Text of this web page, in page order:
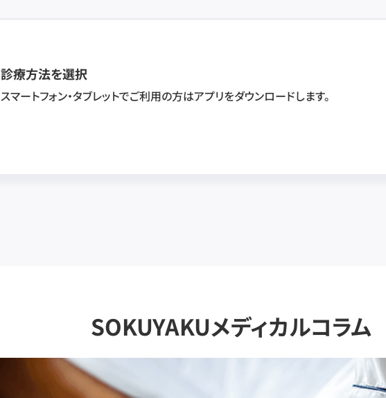
診療方法を選択
スマートフォン・タブレットでご利用の方はアプリをダウンロードします。
SOKUYAKUメディカルコラム